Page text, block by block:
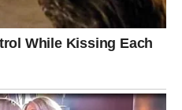
balon s rupicom za izlaz
u roku od 1–3 dana.
sterilnom kašikom kako biste